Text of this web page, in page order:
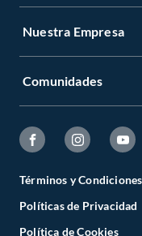
Nuestra Empresa
Comunidades
Términos y Condiciones
Políticas de Privacidad
Política de Cookies